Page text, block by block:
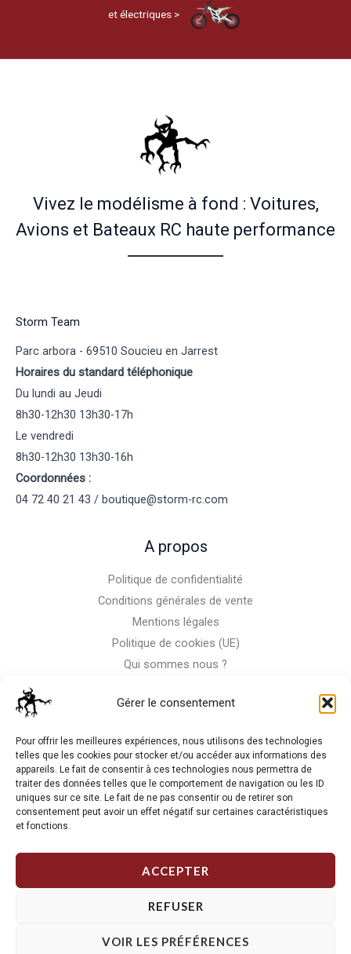
Gérer le consentement
Pour offrir les meilleures expériences, nous utilisons des technologies
telles que les cookies pour stocker et/ou accéder aux informations des
appareils. Le fait de consentir à ces technologies nous permettra de
traiter des données telles que le comportement de navigation ou les ID
uniques sur ce site. Le fait de ne pas consentir ou de retirer son
consentement peut avoir un effet négatif sur certaines caractéristiques
et fonctions.
ACCEPTER
REFUSER
VOIR LES PRÉFÉRENCES
et électriques >
Vivez le modélisme à fond : Voitures,
Avions et Bateaux RC haute performance
Storm Team
Parc arbora - 69510 Soucieu en Jarrest
Horaires du standard téléphonique
Du lundi au Jeudi
8h30-12h30 13h30-17h
Le vendredi
8h30-12h30 13h30-16h
Coordonnées :
04 72 40 21 43 / boutique@storm-rc.com
A propos
Politique de confidentialité
Conditions générales de vente
Mentions légales
Politique de cookies (UE)
Qui sommes nous ?
La RC n'est pas notre seule passion, venez visiter notre shop
de motos
Copyright © 2026 Storm RC. Powered by Storm Team.